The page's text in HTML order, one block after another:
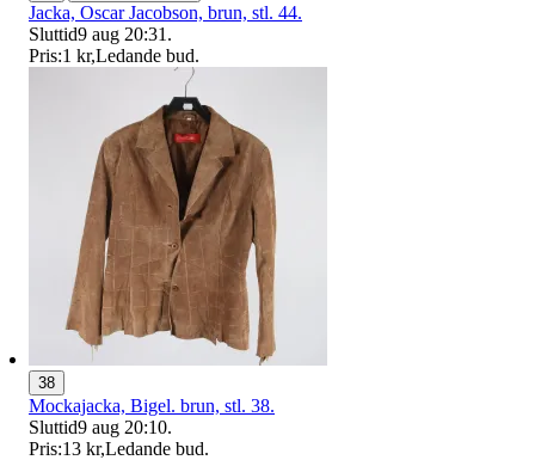
Jacka, Oscar Jacobson, brun, stl. 44.
Sluttid9 aug 20:31 .
Pris:1 kr,Ledande bud.
38
Mockajacka, Bigel. brun, stl. 38.
Sluttid9 aug 20:10.
Pris:13 kr,Ledande bud.